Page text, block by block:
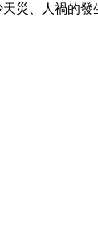
災、人禍的發